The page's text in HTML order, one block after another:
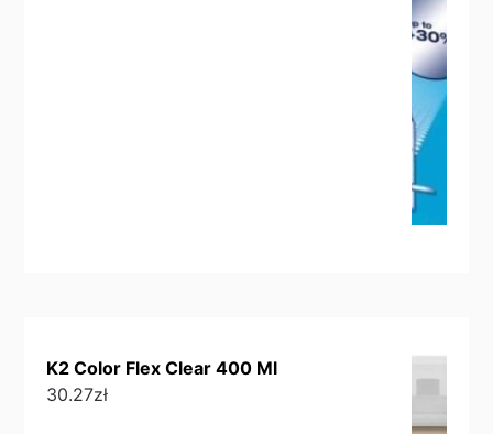
K2 Color Flex Clear 400 Ml
30.27zł